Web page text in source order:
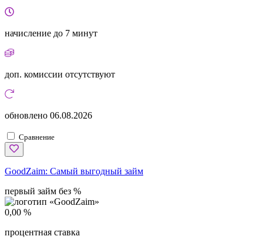
начисление до 7 минут
доп. комиссии отсутствуют
обновлено 06.08.2026
Сравнение
GoodZaim: Самый выгодный займ
первый займ без %
0,00 %
процентная ставка